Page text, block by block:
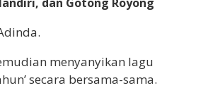
menyanyikan lagu
secara bersama-sama.